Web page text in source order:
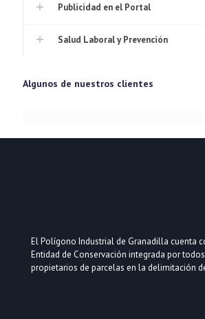
Publicidad en el Portal
Salud Laboral y Prevención
Algunos de nuestros clientes
El Polígono Industrial de Granadilla cuenta
Entidad de Conservación integrada por
propietarios de parcelas en la delimitación